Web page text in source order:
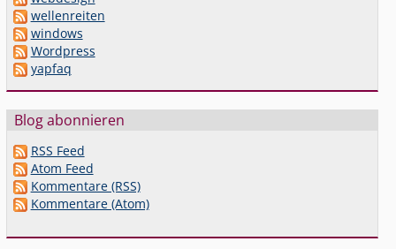
wellenreiten
windows
Wordpress
yapfaq
Blog abonnieren
RSS Feed
Atom Feed
Kommentare (RSS)
Kommentare (Atom)